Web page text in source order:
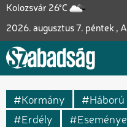
Ugrás
tartalomra
Kolozsvár 26°C
2026. augusztus 7. péntek ,
Kormány Háború
Erdély